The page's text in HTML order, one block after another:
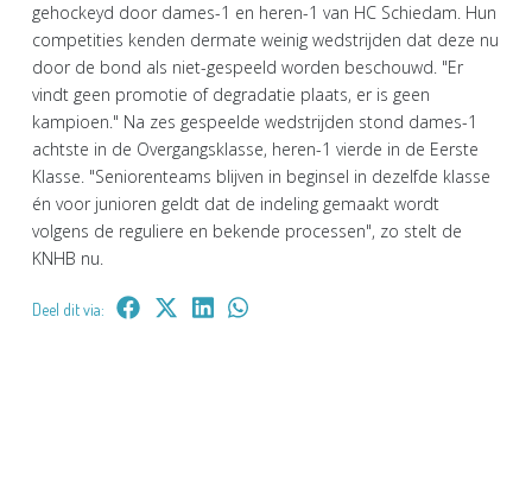
gehockeyd door dames-1 en heren-1 van HC Schiedam. Hun
competities kenden dermate weinig wedstrijden dat deze nu
door de bond als niet-gespeeld worden beschouwd. "Er
vindt geen promotie of degradatie plaats, er is geen
kampioen." Na zes gespeelde wedstrijden stond dames-1
achtste in de Overgangsklasse, heren-1 vierde in de Eerste
Klasse. "Seniorenteams blijven in beginsel in dezelfde klasse
én voor junioren geldt dat de indeling gemaakt wordt
volgens de reguliere en bekende processen", zo stelt de
KNHB nu.
Deel dit via: